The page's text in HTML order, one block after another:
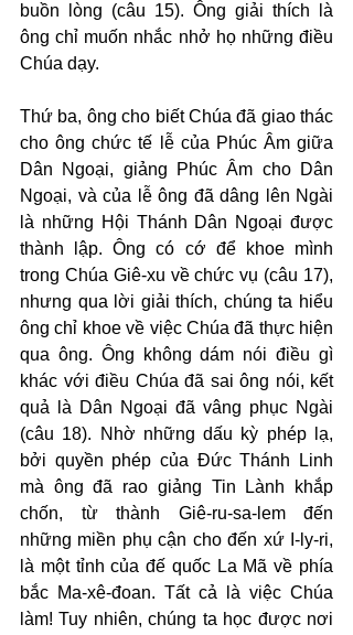
buồn lòng (câu 15). Ông giải thích là
ông chỉ muốn nhắc nhở họ những điều
Chúa dạy.
Thứ ba, ông cho biết Chúa đã giao thác
cho ông chức tế lễ của Phúc Âm giữa
Dân Ngoại, giảng Phúc Âm cho Dân
Ngoại, và của lễ ông đã dâng lên Ngài
là những Hội Thánh Dân Ngoại được
thành lập. Ông có cớ để khoe mình
trong Chúa Giê-xu về chức vụ (câu 17),
nhưng qua lời giải thích, chúng ta hiểu
ông chỉ khoe về việc Chúa đã thực hiện
qua ông. Ông không dám nói điều gì
khác với điều Chúa đã sai ông nói, kết
quả là Dân Ngoại đã vâng phục Ngài
(câu 18). Nhờ những dấu kỳ phép lạ,
bởi quyền phép của Đức Thánh Linh
mà ông đã rao giảng Tin Lành khắp
chốn, từ thành Giê-ru-sa-lem đến
những miền phụ cận cho đến xứ I-ly-ri,
là một tỉnh của đế quốc La Mã về phía
bắc Ma-xê-đoan. Tất cả là việc Chúa
làm! Tuy nhiên, chúng ta học được nơi